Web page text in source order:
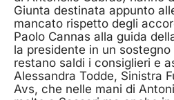
Giunta destinata appunto
mancato rispetto degli
Paolo Cannas alla guida
la presidente in un
restano saldi i consiglieri e
Alessandra Todde, Sinistra
Avs, che nelle mani di